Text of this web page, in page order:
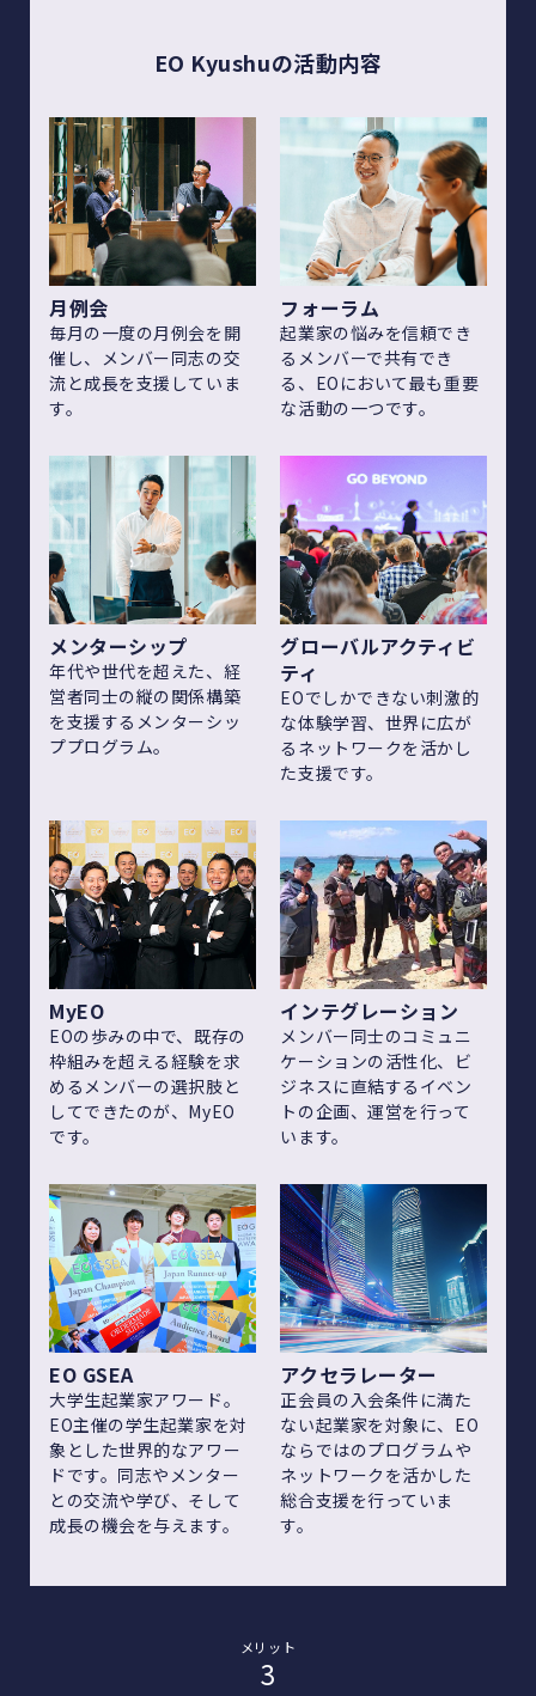
EO Kyushuの活動内容
月例会
毎月の一度の月例会を開
催し、メンバー同志の交
流と成長を支援していま
す。
フォーラム
起業家の悩みを信頼でき
るメンバーで共有でき
る、EOにおいて最も重要
な活動の一つです。
メンターシップ
年代や世代を超えた、経
営者同士の縦の関係構築
を支援するメンターシッ
ププログラム。
グローバルアクティビ
ティ
EOでしかできない刺激的
な体験学習、世界に広が
るネットワークを活かし
た支援です。
MyEO
EOの歩みの中で、既存の
枠組みを超える経験を求
めるメンバーの選択肢と
してできたのが、MyEO
です。
インテグレーション
メンバー同士のコミュニ
ケーションの活性化、ビ
ジネスに直結するイベン
トの企画、運営を行って
います。
EO GSEA
大学生起業家アワード。
EO主催の学生起業家を対
象とした世界的なアワー
ドです。同志やメンター
との交流や学び、そして
成長の機会を与えます。
アクセラレーター
正会員の入会条件に満た
ない起業家を対象に、EO
ならではのプログラムや
ネットワークを活かした
総合支援を行っていま
す。
メリット
3